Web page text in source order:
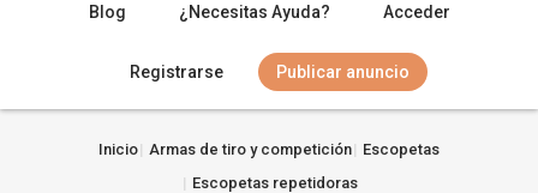
Blog ¿Necesitas Ayuda? Acceder
Registrarse Publicar anuncio
Inicio Armas de tiro y competición
Escopetas
Escopetas repetidoras